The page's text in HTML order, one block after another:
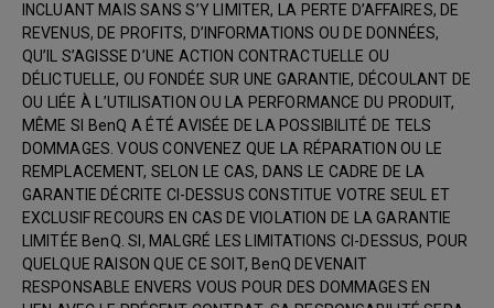
INCLUANT MAIS SANS S’Y LIMITER, LA PERTE D’AFFAIRES, DE
REVENUS, DE PROFITS, D’INFORMATIONS OU DE DONNÉES,
QU’IL S’AGISSE D’UNE ACTION CONTRACTUELLE OU
DÉLICTUELLE, OU FONDÉE SUR UNE GARANTIE, DÉCOULANT DE
OU LIÉE À L’UTILISATION OU LA PERFORMANCE DU PRODUIT,
MÊME SI BenQ A ÉTÉ AVISÉE DE LA POSSIBILITÉ DE TELS
DOMMAGES. VOUS CONVENEZ QUE LA RÉPARATION OU LE
REMPLACEMENT, SELON LE CAS, DANS LE CADRE DE LA
GARANTIE DÉCRITE CI-DESSUS CONSTITUE VOTRE SEUL ET
EXCLUSIF RECOURS EN CAS DE VIOLATION DE LA GARANTIE
LIMITÉE BenQ. SI, MALGRÉ LES LIMITATIONS CI-DESSUS, POUR
QUELQUE RAISON QUE CE SOIT, BenQ DEVENAIT
RESPONSABLE ENVERS VOUS POUR DES DOMMAGES EN